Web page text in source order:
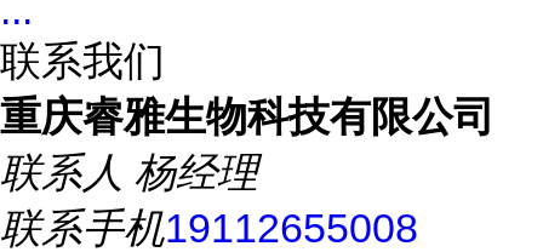
...
联系我们
重庆睿雅生物科技有限公司
联系人 杨经理
联系手机19112655008